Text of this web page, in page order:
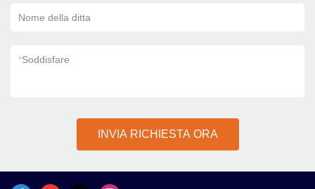
Nome della ditta
*Soddisfare
INVIA RICHIESTA ORA